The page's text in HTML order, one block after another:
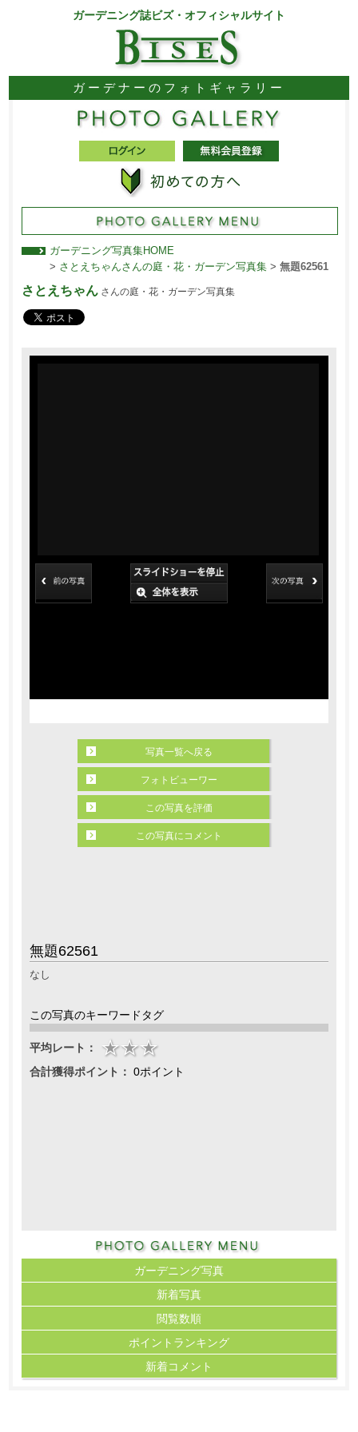
ガーデニング誌ビズ・オフィシャルサイト
ガーデナーのフォトギャラリー
ガーデニング写真集HOME
> さとえちゃんさんの庭・花・ガーデン写真集> 無題62561
さとえちゃんさんの庭・花・ガーデン写真集
無題62561
なし
この写真のキーワードタグ
平均レート：
合計獲得ポイント： 0ポイント
写真一覧へ戻る
フォトビューワー
この写真を評価
この写真にコメント
ガーデニング写真
新着写真
閲覧数順
ポイント ランキング
新着コメント